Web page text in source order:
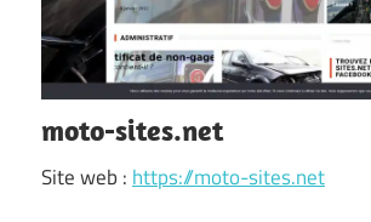
moto-sites.net
Site web : https://moto-sites.net